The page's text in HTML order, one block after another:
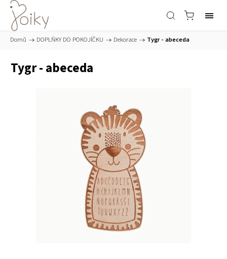
Domů / DOPLŇKY DO POKOJÍČKU / Dekorace / Tygr - abeceda
Tygr - abeceda